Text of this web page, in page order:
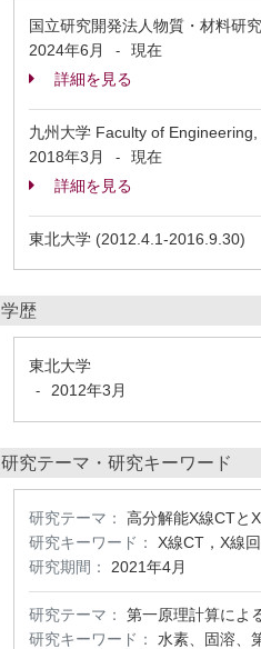
国立研究開発法人物質・材料研
2024年6月
-
現在
詳細を見る
九州大学 Faculty of
2018年3月
-
現在
詳細を見る
東北大学 (2012.4.1-2016.9.30)
学歴
東北大学
- 2012年3月
研究テーマ・研究キーワード
研究テーマ：
高分解能X線CTと
研究キーワード：
X線CT，X線
研究期間：
2021年4月
研究テーマ： 第一原理計算によ
研究キーワード：
水素、固溶、